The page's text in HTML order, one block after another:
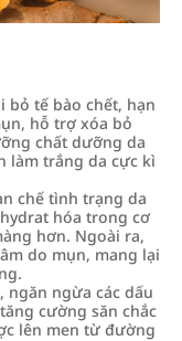
bỏ tế bào chết, hạn
hỗ trợ xóa bỏ
chất dưỡng da
làm trắng da cực kì
chế tình trạng da
hóa trong cơ
hơn. Ngoài ra,
do mụn, mang lại
ngăn ngừa các dấu
cường săn chắc
lên men từ đường